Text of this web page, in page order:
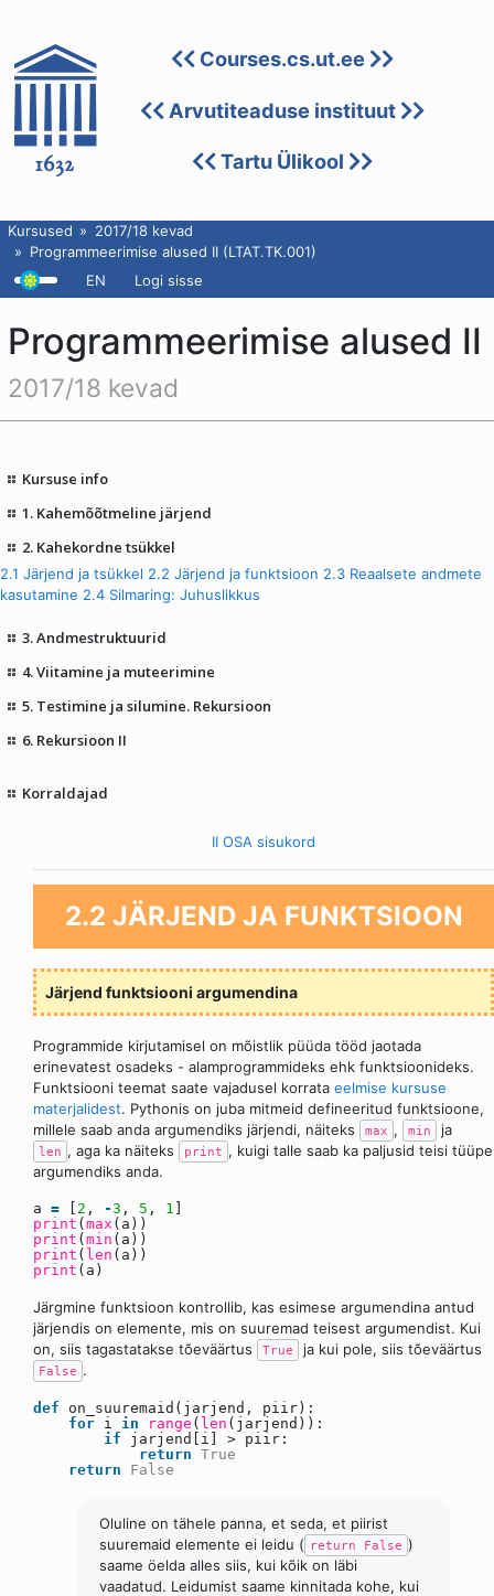
Courses.cs.ut.ee
Arvutiteaduse instituut
Tartu Ülikool
Kursused
2017/18 kevad
Programmeerimise alused II (LTAT.TK.001)
EN
Logi sisse
Programmeerimise alused II
2017/18 kevad
Kursuse info
1. Kahemõõtmeline järjend
2. Kahekordne tsükkel
2.1 Järjend ja tsükkel 2.2 Järjend ja funktsioon 2.3 Reaalsete andmete
kasutamine 2.4 Silmaring: Juhuslikkus
3. Andmestruktuurid
4. Viitamine ja muteerimine
5. Testimine ja silumine. Rekursioon
6. Rekursioon II
Korraldajad
II OSA sisukord
2.2 JÄRJEND JA FUNKTSIOON
Järjend funktsiooni argumendina
Programmide kirjutamisel on mõistlik püüda tööd jaotada
erinevatest osadeks - alamprogrammideks ehk funktsioonideks.
Funktsiooni teemat saate vajadusel korrata eelmise kursuse
materjalidest. Pythonis on juba mitmeid defineeritud funktsioone,
millele saab anda argumendiks järjendi, näiteks
max , min ja
len , aga ka näiteks print , kuigi talle saab ka paljusid teisi tüüpe
argumendiks anda.
a = 2 , -3 , 5 , 1
print ( max (a))
print ( min (a))
print ( len (a))
print (a)
Järgmine funktsioon kontrollib, kas esimese argumendina antud
järjendis on elemente, mis on suuremad teisest argumendist. Kui
on, siis tagastatakse tõeväärtus
True ja kui pole, siis tõeväärtus
False .
def
on_suuremaid(jarjend, piir):
for i in range ( len (jarjend)):
if
jarjend[i] > piir:
return True
return
False
Oluline on tähele panna, et seda, et piirist
suuremaid elemente ei leidu ( return False )
saame öelda alles siis, kui kõik on läbi
vaadatud. Leidumist saame kinnitada kohe, kui